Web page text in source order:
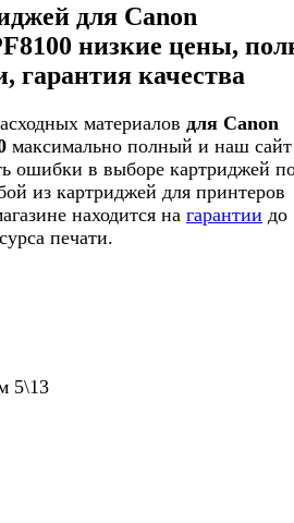
для Canon
низкие цены,
гарантия качества
материалов для Canon
максимально полный и наш сайт
ошибки в выборе картриджей
из картриджей для принтеров
находится на гарантии до
печати.
5\13